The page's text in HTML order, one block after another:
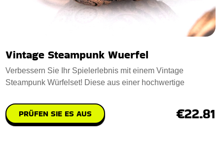
Vintage Steampunk Wuerfel
Verbessern Sie Ihr Spielerlebnis mit einem Vintage
Steampunk Würfelset! Diese aus einer hochwertige
PRÜFEN SIE ES AUS €22.81